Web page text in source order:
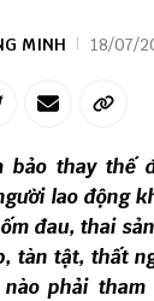
MINH 18/07/
bảo thay thế
lao động
đau, thai
tàn tật, thất
phải